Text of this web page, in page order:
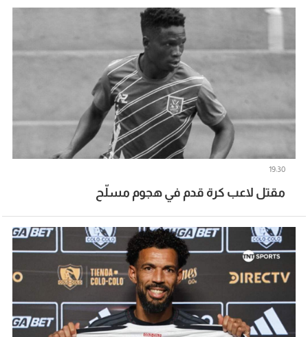
مقتل لاعب كرة قدم في هجوم مسلّح
19:30